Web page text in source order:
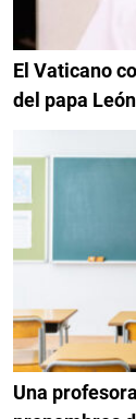
El Vaticano
del papa
Una